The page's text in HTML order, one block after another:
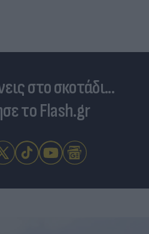
στο σκοτάδι...
το Flash.gr